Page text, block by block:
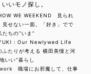
いモノ探し。
WE WEEKEND 見られ
見せない一面。「好き」でで
たちの“いま”
：Our Newlywed Life
ふたりが考える 横田美憧と河
いい”暮らし
職場にお邪魔して、仕事